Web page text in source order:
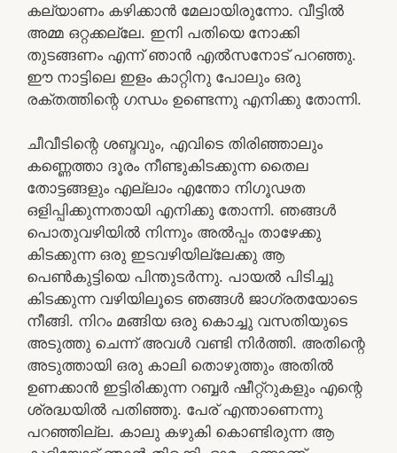
കല്യാണം കഴിക്കാൻ മേലായിരുന്നോ. വീട്ടിൽ
അമ്മ ഒറ്റക്കല്ലേ. ഇനി പതിയെ നോക്കി
തുടങ്ങണം എന്ന് ഞാൻ എൽസനോട് പറഞ്ഞു.
ഈ നാട്ടിലെ ഇളം കാറ്റിനു പോലും ഒരു
രക്തത്തിന്റെ ഗന്ധം ഉണ്ടെന്നു എനിക്കു തോന്നി.
ചീവീടിന്റെ ശബ്ദവും, എവിടെ തിരിഞ്ഞാലും
കണ്ണെത്താ ദൂരം നീണ്ടുകിടക്കുന്ന തൈല
തോട്ടങ്ങളും എല്ലാം എന്തോ നിഗൂഢത
ഒളിപ്പിക്കുന്നതായി എനിക്കു തോന്നി. ഞങ്ങൾ
പൊതുവഴിയിൽ നിന്നും അൽപ്പം താഴേക്കു
കിടക്കുന്ന ഒരു ഇടവഴിയില്ലേക്കു ആ
പെൺകുട്ടിയെ പിന്തുടർന്നു. പായൽ പിടിച്ചു
കിടക്കുന്ന വഴിയിലൂടെ ഞങ്ങൾ ജാഗ്രതയോടെ
നീങ്ങി. നിറം മങ്ങിയ ഒരു കൊച്ചു വസതിയുടെ
അടുത്തു ചെന്ന് അവൾ വണ്ടി നിർത്തി. അതിന്റെ
അടുത്തായി ഒരു കാലി തൊഴുത്തും അതിൽ
ഉണക്കാൻ ഇട്ടിരിക്കുന്ന റബ്ബർ ഷീറ്റ്റുകളും എന്റെ
ശ്രദ്ധയിൽ പതിഞ്ഞു. പേര് എന്താണെന്നു
പറഞ്ഞില്ല. കാലു കഴുകി കൊണ്ടിരുന്ന ആ